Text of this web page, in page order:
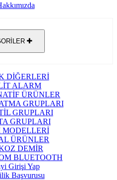
DİĞERLERİ
ALARM
ÜRÜNLER
GRUPLARI
GRUPLARI
GRUPLARI
MODELLERİ
ÜRÜNLER
DEMİR
BLUETOOTH
Girişi Yap
Başvurusu